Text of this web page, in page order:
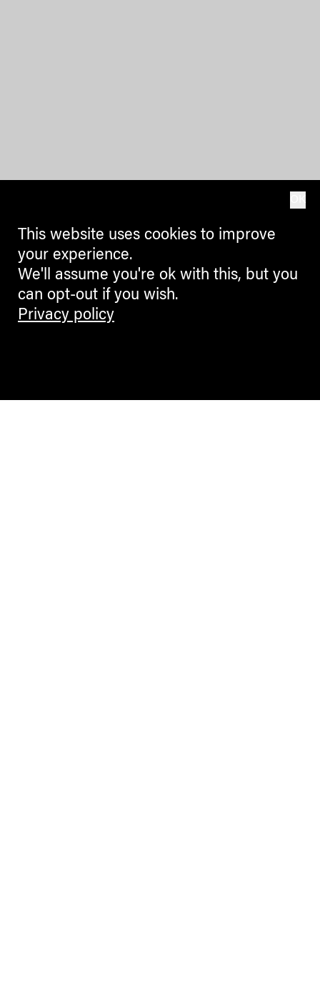
This website uses cookies to improve
your experience.
We'll assume you're ok with this, but you
can opt-out if you wish.
Privacy policy